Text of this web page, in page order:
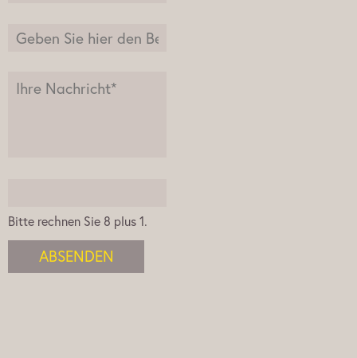
Bitte rechnen Sie 8 plus 1.
ABSENDEN